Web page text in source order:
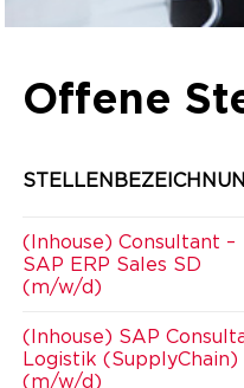
Offene
(Inhouse) Consultant –
SAP ERP Sales SD
(m/w/d)
(Inhouse) SAP
Logistik (SupplyChain)
(m/w/d)